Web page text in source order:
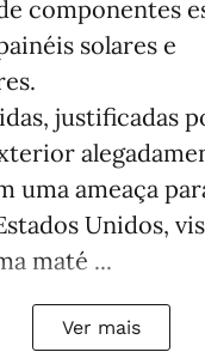
componentes
solares e
justificadas
uma ameaça
Unidos,
maté ...
Ver mais